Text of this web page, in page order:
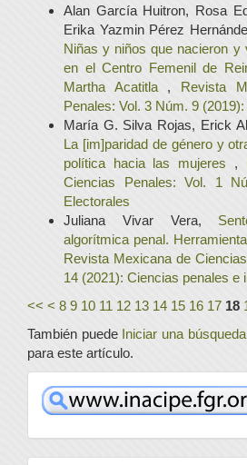
Alan García Huitron, Rosa
Erika Yazmin Pérez
Niñas y niños que nacieron y
en el Centro Femenil de
Martha Acatitla , Revista
Penales: Vol. 3 Núm. 9
María G. Silva Rojas, Erick
La [im]paridad de género y
política hacia las mujeres ,
Ciencias Penales: Vol. 1
Electorales
Juliana Vivar Vera,
algorítmica penal.
Revista Mexicana de
14 (2021): Ciencias penales e
<< < 8 9 10 11 12 13 14 15 16 17 18
También puede Iniciar una
para este artículo.
www